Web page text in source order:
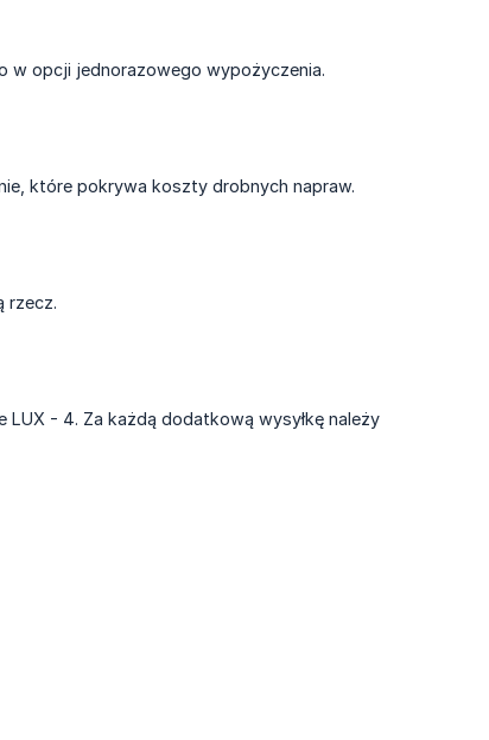
w opcji jednorazowego wypożyczenia.
które pokrywa koszty drobnych napraw.
rzecz.
LUX - 4. Za każdą dodatkową wysyłkę należy